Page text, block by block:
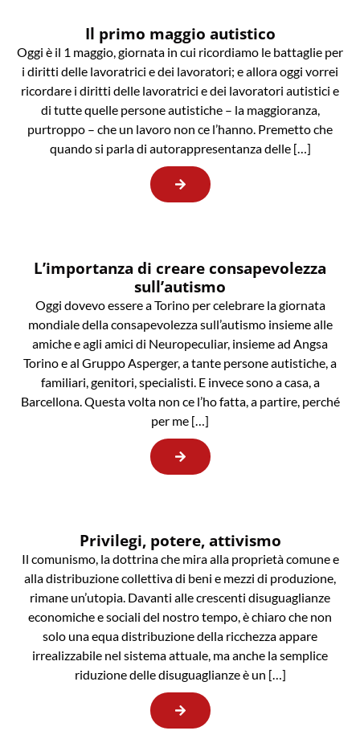
Il primo maggio autistico
Oggi è il 1 maggio, giornata in cui ricordiamo le battaglie per
i diritti delle lavoratrici e dei lavoratori; e allora oggi vorrei
ricordare i diritti delle lavoratrici e dei lavoratori autistici e
di tutte quelle persone autistiche – la maggioranza,
purtroppo – che un lavoro non ce l’hanno. Premetto che
quando si parla di autorappresentanza delle […]
L’importanza di creare consapevolezza
sull’autismo
Oggi dovevo essere a Torino per celebrare la giornata
mondiale della consapevolezza sull’autismo insieme alle
amiche e agli amici di Neuropeculiar, insieme ad Angsa
Torino e al Gruppo Asperger, a tante persone autistiche, a
familiari, genitori, specialisti. E invece sono a casa, a
Barcellona. Questa volta non ce l’ho fatta, a partire, perché
per me […]
Privilegi, potere, attivismo
Il comunismo, la dottrina che mira alla proprietà comune e
alla distribuzione collettiva di beni e mezzi di produzione,
rimane un’utopia. Davanti alle crescenti disuguaglianze
economiche e sociali del nostro tempo, è chiaro che non
solo una equa distribuzione della ricchezza appare
irrealizzabile nel sistema attuale, ma anche la semplice
riduzione delle disuguaglianze è un […]